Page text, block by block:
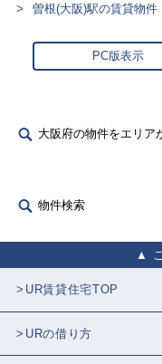
曽根(大阪)駅の賃貸物件
PC版表示
大阪府の物件をエリア
物件検索
UR賃貸住宅TOP
URの借り方